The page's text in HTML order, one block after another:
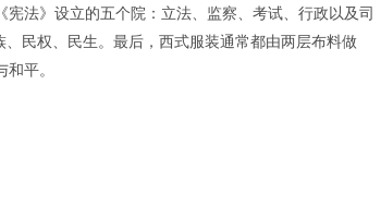
法》设立的五个院：立法、监察、考试、行政以及司
民权、民生。最后，西式服装通常都由两层布料做
平。